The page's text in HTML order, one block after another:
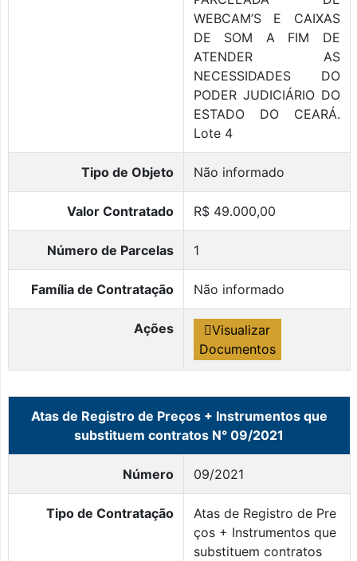
WEBCAM’S E CAIXAS
DE SOM A FIM DE
ATENDER AS
NECESSIDADES DO
PODER JUDICIÁRIO DO
ESTADO DO CEARÁ.
Lote 4
Tipo de Objeto Não informado
Valor Contratado R$ 49.000,00
Número de Parcelas 1
Família de Contratação Não informado
Ações
Visualizar
Documentos
Atas de Registro de Preços + Instrumentos que
substituem contratos N° 09/2021
Número 09/2021
Tipo de Contratação
Atas de Registro de Pre
ços + Instrumentos que
substituem contratos